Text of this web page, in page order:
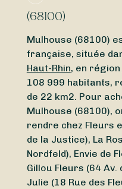
(68100)
Mulhouse (68100)
française, située
Haut-Rhin, en région
108 999 habitants,
de 22 km2. Pour
Mulhouse (68100),
rendre chez Fleurs
de la Justice), La
Nordfeld), Envie de
Gillou Fleurs (64 Av.
Julie (18 Rue des